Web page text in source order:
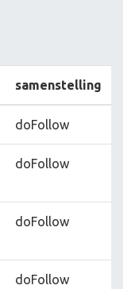
samenstelling
doFollow
doFollow
doFollow
doFollow